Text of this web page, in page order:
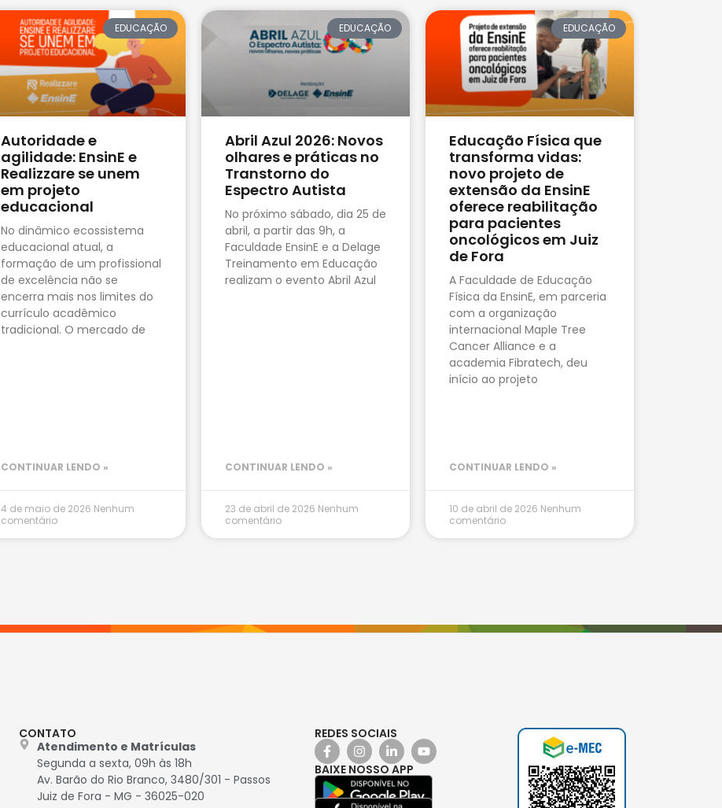
EDUCAÇÃO
Autoridade e
agilidade: EnsinE e
Realizzare se unem
em projeto
educacional
No dinâmico ecossistema
educacional atual, a
formação de um profissional
de excelência não se
encerra mais nos limites do
currículo acadêmico
tradicional. O mercado de
CONTINUAR LENDO »
4 de maio de 2026 Nenhum
comentário
EDUCAÇÃO
Abril Azul 2026: Novos
olhares e práticas no
Transtorno do
Espectro Autista
No próximo sábado, dia 25 de
abril, a partir das 9h, a
Faculdade EnsinE e a Delage
Treinamento em Educação
realizam o evento Abril Azul
CONTINUAR LENDO »
23 de abril de 2026 Nenhum
comentário
EDUCAÇÃO
Educação Física que
transforma vidas:
novo projeto de
extensão da EnsinE
oferece reabilitação
para pacientes
oncológicos em Juiz
de Fora
A Faculdade de Educação
Física da EnsinE, em parceria
com a organização
internacional Maple Tree
Cancer Alliance e a
academia Fibratech, deu
início ao projeto
CONTINUAR LENDO »
10 de abril de 2026 Nenhum
comentário
CONTATO
Atendimento e Matrículas
Segunda a sexta, 09h às 18h
Av. Barão do Rio Branco, 3480/301 - Passos
Juiz de Fora - MG - 36025-020
REDES SOCIAIS
BAIXE NOSSO APP